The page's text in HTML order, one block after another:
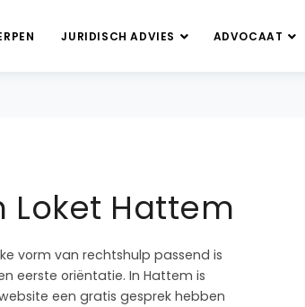
JURIDISCH ADVIES ADVOCAAT
Loket Hattem
vorm van rechtshulp passend is
eerste oriëntatie. In Hattem is
een gratis gesprek hebben